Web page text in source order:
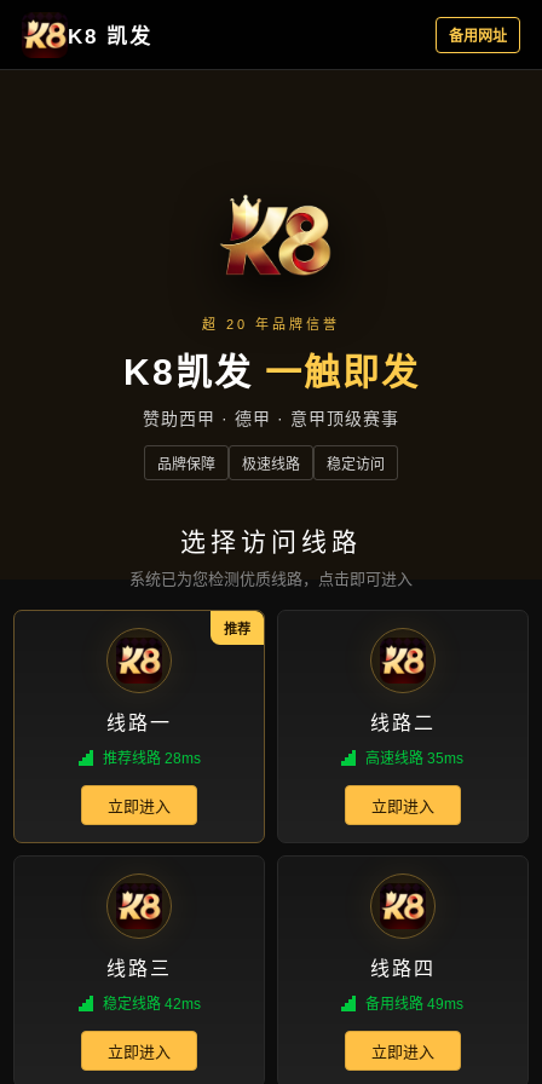
服务类型
首页 服务类型